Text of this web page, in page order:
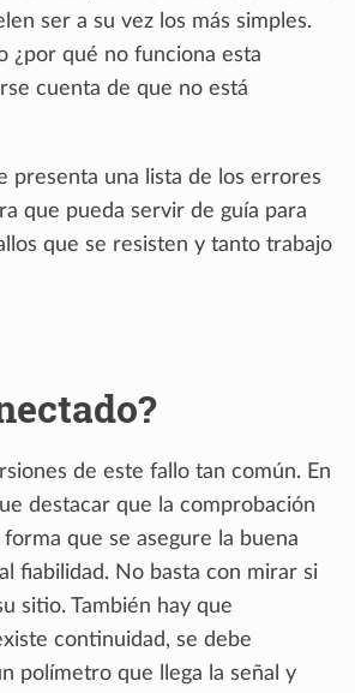
ser a su vez los más simples.
¿por qué no funciona esta
cuenta de que no está
presenta una lista de los errores
que pueda servir de guía para
que se resisten y tanto trabajo
de este fallo tan común. En
destacar que la comprobación
que se asegure la buena
fiabilidad. No basta con mirar si
sitio. También hay que
continuidad, se debe
polímetro que llega la señal y